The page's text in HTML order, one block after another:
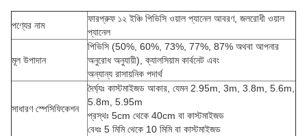
পণ্যের নাম
ফারপ্রুফ ১২ ইঞ্চি পিভিসি ওয়াল প্যানেল আবরণ, জলরোধী ওয়াল
প্যানেল
মূল উপাদান
পিভিসি (50%, 60%, 73%, 77%, 87% অথবা আপনার
অনুরোধ অনুযায়ী), ক্যালসিয়াম কার্বনেট এবং
অন্যান্য রাসায়নিক পদার্থ
সাধারণ স্পেসিফিকেশন
দৈর্ঘ্যঃ কাস্টমাইজড আকার, যেমন 2.95m, 3m, 3.8m, 5.6m,
5.8m, 5.95m
প্রস্থঃ 5cm থেকে 40cm বা কাস্টমাইজড
বেধঃ 5 মিমি থেকে 10 মিমি বা কাস্টমাইজড